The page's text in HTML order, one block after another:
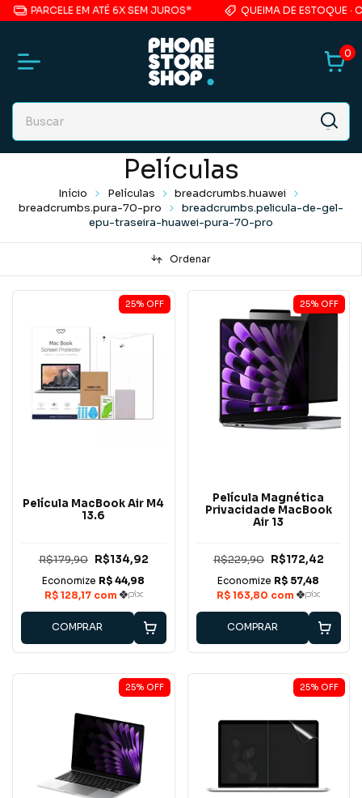
PARCELE EM ATÉ 6X SEM JUROS* QUEIMA DE ESTOQUE ·
0
Películas
Início Películas
breadcrumbs.huawei
breadcrumbs.pura-70-pro
breadcrumbs.pelicula-de-gel-
epu-traseira-huawei-pura-70-pro
Ordenar
25% OFF
Película MacBook Air M4
13.6
R$179,90 R$134,92
COMPRAR
25% OFF
Película Magnética
Privacidade MacBook
Air 13
R$229,90 R$172,42
COMPRAR
25% OFF 25% OFF